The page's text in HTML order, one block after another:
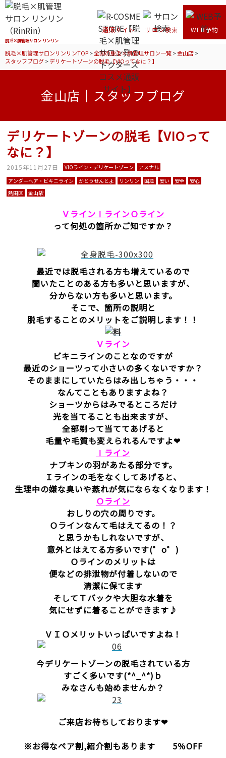
脱毛×肌管理サロン リンリン
通販サイト サロン検索 WEB予約
脱毛×肌管理サロンリンリンTOP>全国の脱毛×肌管理サロン一覧>金山店>
スタッフブログ>デリケートゾーンの脱毛【VIOってなに？】
金山店｜スタッフブログ
デリケートゾーンの脱毛【VIOって
なに？】
2015年11月27日 VIOライン・デリケートゾーン
アスナル
アンダーヘア・ビキニライン
かとうせんとよ リンリン 国産 安い 安全
安心
熱田区
金山駅
ＶラインⅠラインＯライン
って何処の箇所かご知ですか？
最近では脱毛される方も増えているので
聞いたことのある方も多いと思いますが、
分からない方も多いと思います。
そこで、箇所の説明と
脱毛することのメリットをご説明します！！
Ｖライン
ビキニラインのことなのですが
最近のショーツって小さいの多くないですか？
そのままにしていたらはみ出しちゃう・・・
なんてこともありますよね？
ショーツからはみでるところだけ
光を当てることも出来ますが、
全部剃って当ててあげると
毛量や毛質も変えられるんですよ❤
Ⅰライン
ナプキンの羽があたる部分です。
Ｉラインの毛をなくしてあげると、
生理中の嫌な臭いや蒸れが気にならなくなります！
Ｏライン
おしりの穴の周りです。
Ｏラインなんて毛はえてるの！？
と思うかもしれないですが、
意外とはえてる方多いです(゜o゜)
Ｏラインのメリットは
便などの排泄物が付着しないので
清潔に保てます
そしてＴバックや大胆な水着を
気にせずに着ることができます♪
ＶＩＯメリットいっぱいですよね！
今デリケートゾーンの脱毛されている方
すごく多いです(*^_^*)ｂ
みなさんも始めませんか？
ご来店お待ちしております❤
※お得なペア割,紹介割もあります 5％OFF